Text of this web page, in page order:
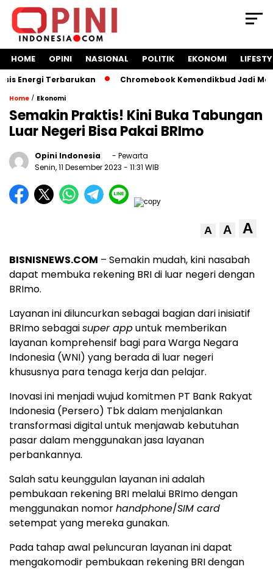
HOME OPINI NASIONAL POLITIK EKONOMI
Terbarukan Chromebook Kemendikbud Jadi
Home / Ekonomi
Semakin Praktis! Kini Buka Tabungan
Luar Negeri Bisa Pakai BRImo
Opini Indonesia
- Pewarta
Senin, 11 Desember 2023 - 11:31 WIB
A A A
BISNISNEWS.COM – Semakin mudah, kini nasabah
dapat membuka rekening BRI di luar negeri dengan
BRImo.
Layanan ini diluncurkan sebagai bagian dari inisiatif
BRImo sebagaisuper appuntuk memberikan
layanan komprehensif bagi para Warga Negara
Indonesia (WNI) yang berada di luar negeri
khususnya para tenaga kerja dan pelajar.
Inovasi ini menjadi wujud komitmen PT Bank Rakyat
Indonesia (Persero) Tbk dalam menjalankan
transformasi digital untuk menjawab kebutuhan
pasar dalam menggunakan jasa layanan
perbankannya.
Salah satu keunggulan layanan ini adalah
pembukaan rekening BRI melalui BRImo dengan
menggunakan nomorhandphone/SIM card
setempat yang mereka gunakan.
Pada tahap awal peluncuran layanan ini dapat
mengakomodir pembukaan rekening BRI dengan